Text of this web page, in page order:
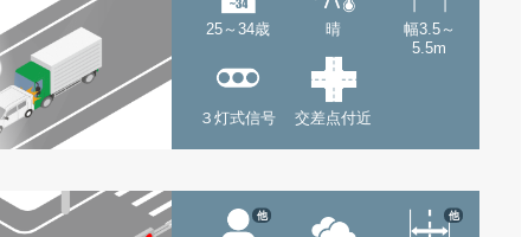
25～34歳 晴
幅3.5～
5.5m
３灯式信号 交差点付近
他 他